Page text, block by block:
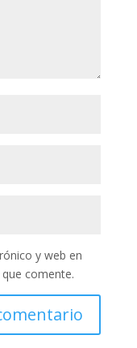
y web en
comente.